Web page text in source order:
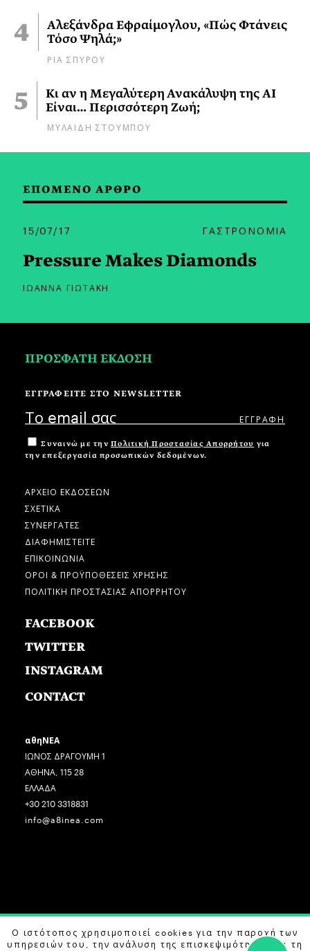
Αλεξάνδρα Εφραίμογλου, «Πώς Φτάνεις
Τόσο Ψηλά;»
ΡΙΑ ΣΠΥΡΟΥ
Κι αν η Μεγαλύτερη Ανακάλυψη της AI
Είναι… Περισσότερη Ζωή;
ΜΥΛΑΙΔΗ ΣΤΟΥΜΠΟΥ
ΕΠΟΜΕΝΟ ΑΡΘΡΟ
15/07/17 ΓΑΣΤΡΟΝΟΜΙΑ
Pressure Makes Diamonds
ΙΩΑΝΝΑ ΓΙΩΤΑΚΗ
ΠΡΟΣΦΑΤΗ ΕΚΔΟΣΗ
ΕΓΓΡΑΦΕΙΤΕ ΣΤΟ NEWSLETTER
Συναινώ με την Πολιτική Προστασίας Απορρήτου για
την επεξεργασία προσωπικών δεδομένων.
ΑΡΧΕΙΟ ΕΚΔΟΣΕΩΝ
ΣΧΕΤΙΚΑ
ΣΥΝΕΡΓΑΤΕΣ
ΔΙΑΦΗΜΙΣΤΕΙΤΕ
ΕΠΙΚΟΙΝΩΝΙΑ
ΟΡΟΙ & ΠΡΟΫΠΟΘΕΣΕΙΣ ΧΡΗΣΗΣ
ΠΟΛΙΤΙΚΗ ΠΡΟΣΤΑΣΙΑΣ ΑΠΟΡΡΗΤΟΥ
FACEBOOK
TWITTER
INSTAGRAM
CONTACT
αθηΝΕΑ
ΙΩΝΟΣ ΔΡΑΓΟΥΜΗ 1
ΑΘΗΝΑ, 115 28
ΕΛΛΑΔΑ
+30 210 3318831
info@a8inea.com
COPYRIGHT © 2026 αθηΝΕΑ, ALL RIGHTS RESERVED.
DESIGN BY G DESIGN STUDIO. DEVELOPED BYB LABS
Ο ιστότοπος χρησιμοποιεί cookies για την παροχή των
υπηρεσιών του, την ανάλυση της επισκεψιμότητας και τη